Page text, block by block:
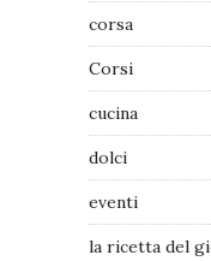
corsa
Corsi
cucina
dolci
eventi
la ricetta del